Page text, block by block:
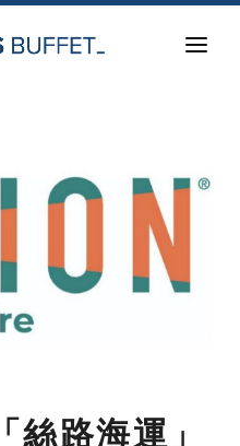
路海運」